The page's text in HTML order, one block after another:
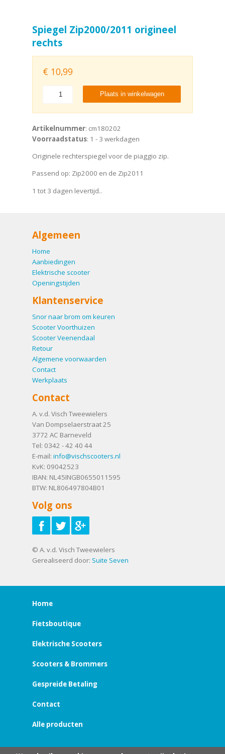
Spiegel Zip2000/2011 origineel
rechts
€ 10,99
Plaats in winkelwagen
Artikelnummer: cm180202
Voorraadstatus: 1 - 3 werkdagen
Originele rechterspiegel voor de piaggio zip.
Passend op: Zip2000 en de Zip2011
1 tot 3 dagen levertijd..
Algemeen
Home
Aanbiedingen
Elektrische scooter
Openingstijden
Klantenservice
Snor naar brom om keuren
Scooter Voorthuizen
Scooter Veenendaal
Retour
Algemene voorwaarden
Contact
Werkplaats
Contact
A. v.d. Visch Tweewielers
Van Dompselaerstraat 25
3772 AC Barneveld
Tel: 0342 - 42 40 44
E-mail: info@vischscooters.nl
KvK: 09042523
IBAN: NL45INGB0655011595
BTW: NL806497804B01
Volg ons
© A. v.d. Visch Tweewielers
Gerealiseerd door: Suite Seven
Home
Fietsboutique
Elektrische Scooters
Scooters & Brommers
Gespreide Betaling
Contact
Alle producten